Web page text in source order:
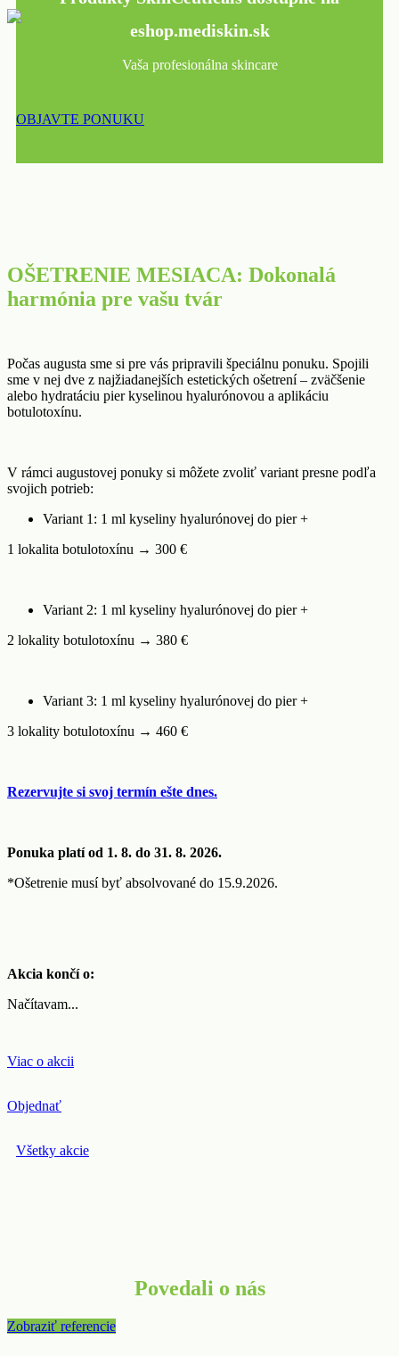
eshop.mediskin.sk
Vaša profesionálna skincare
OBJAVTE PONUKU
OŠETRENIE MESIACA: Dokonalá
harmónia pre vašu tvár
Počas augusta sme si pre vás pripravili špeciálnu ponuku. Spojili
sme v nej dve z najžiadanejších estetických ošetrení – zväčšenie
alebo hydratáciu pier kyselinou hyalurónovou a aplikáciu
botulotoxínu.
V rámci augustovej ponuky si môžete zvoliť variant presne podľa
svojich potrieb:
Variant 1: 1 ml kyseliny hyalurónovej do pier +
1 lokalita botulotoxínu → 300 €
Variant 2: 1 ml kyseliny hyalurónovej do pier +
2 lokality botulotoxínu → 380 €
Variant 3: 1 ml kyseliny hyalurónovej do pier +
3 lokality botulotoxínu → 460 €
Rezervujte si svoj termín ešte dnes.
Ponuka platí od 1. 8. do 31. 8. 2026.
*Ošetrenie musí byť absolvované do 15.9.2026.
Akcia končí o:
Načítavam...
Viac o akcii
Objednať
Všetky akcie
Povedali o nás
Zobraziť referencie